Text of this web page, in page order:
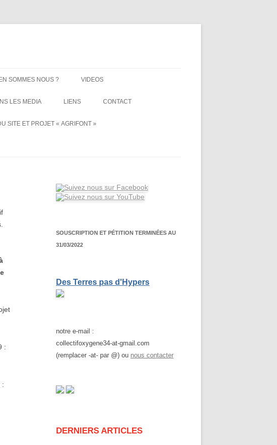
SOMMES NOUS ? VIDEOS
LES MEDIA LIENS CONTACT
SITE ET PROJET « AGRIFONT »
:
:
SOUSCRIPTION ET PÉTITION TERMINÉES AU
31/03/2022
Des Terres pas d'Hypers
notre e-mail :
collectifoxygene34-at-gmail.com
(remplacer -at- par @) ou nous contacter
DERNIERS ARTICLES